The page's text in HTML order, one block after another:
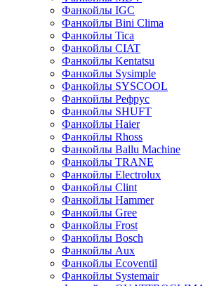
Фанкойлы IGC
Фанкойлы Bini Clima
Фанкойлы Tica
Фанкойлы CIAT
Фанкойлы Kentatsu
Фанкойлы Sysimple
Фанкойлы SYSCOOL
Фанкойлы Рефрус
Фанкойлы SHUFT
Фанкойлы Haier
Фанкойлы Rhoss
Фанкойлы Ballu Machine
Фанкойлы TRANE
Фанкойлы Electrolux
Фанкойлы Clint
Фанкойлы Hammer
Фанкойлы Gree
Фанкойлы Frost
Фанкойлы Bosch
Фанкойлы Aux
Фанкойлы Ecoventil
Фанкойлы Systemair